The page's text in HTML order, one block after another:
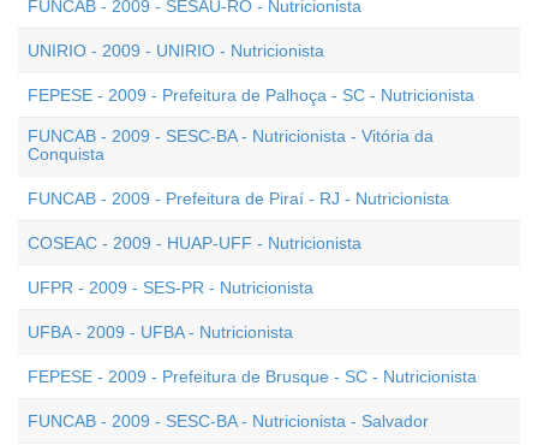
FUNCAB - 2009 - SESAU-RO - Nutricionista
UNIRIO - 2009 - UNIRIO - Nutricionista
FEPESE - 2009 - Prefeitura de Palhoça - SC - Nutricionista
FUNCAB - 2009 - SESC-BA - Nutricionista - Vitória da
Conquista
FUNCAB - 2009 - Prefeitura de Piraí - RJ - Nutricionista
COSEAC - 2009 - HUAP-UFF - Nutricionista
UFPR - 2009 - SES-PR - Nutricionista
UFBA - 2009 - UFBA - Nutricionista
FEPESE - 2009 - Prefeitura de Brusque - SC - Nutricionista
FUNCAB - 2009 - SESC-BA - Nutricionista - Salvador